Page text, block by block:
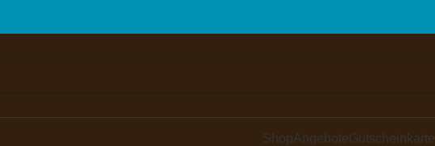
ShopAngeboteGutscheinkarte